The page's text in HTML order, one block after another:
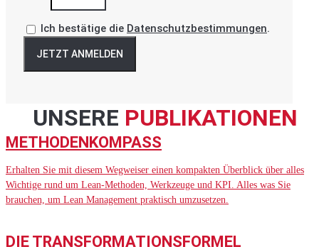
Ich bestätige die Datenschutzbestimmungen.
JETZT ANMELDEN
UNSERE PUBLIKATIONEN
METHODENKOMPASS
Erhalten Sie mit diesem Wegweiser einen kompakten Überblick über alles
Wichtige rund um Lean-Methoden, Werkzeuge und KPI. Alles was Sie
brauchen, um Lean Management praktisch umzusetzen.
DIE TRANSFORMATIONSFORMEL